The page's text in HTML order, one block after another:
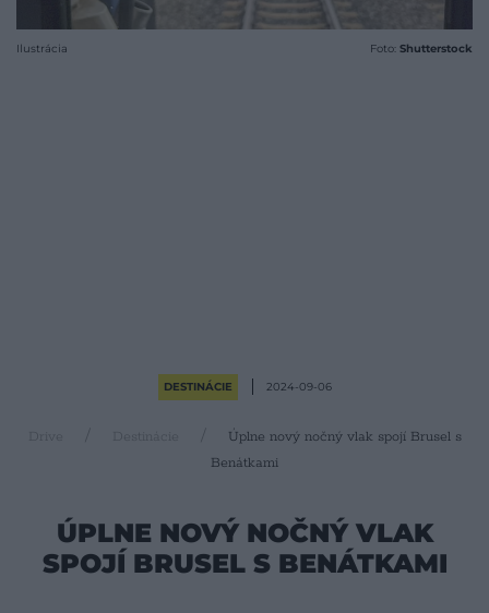
Ilustrácia Foto: Shutterstock
DESTINÁCIE 2024-09-06
Drive
Úplne nový nočný vlak spojí Brusel s
Benátkami
ÚPLNE NOVÝ NOČNÝ VLAK
SPOJÍ BRUSEL S BENÁTKAMI